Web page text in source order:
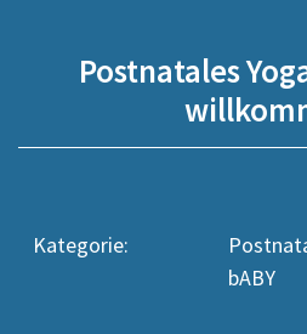
Postnatales
Kategorie:
bABY